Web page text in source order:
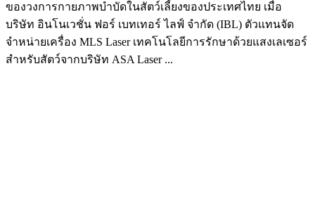
ของวงการกายภาพบำบัดในสัตว์เลี้ยงของประเทศไทย เมื่อ
บริษัท อินโนเวชั่น ฟอร์ เบทเทอร์ ไลฟ์ จำกัด (IBL) ตัวแทนจัด
จำหน่ายเครื่อง MLS Laser เทคโนโลยีการรักษาด้วยแสงเลเซอร์
สำหรับสัตว์จากบริษัท ASA Laser ...